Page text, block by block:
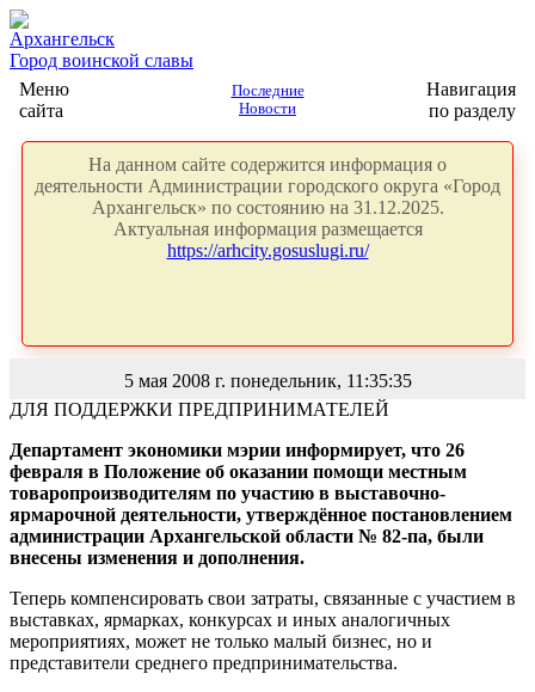
Архангельск
Город воинской славы
Меню
сайта
Последние
Новости
Навигация
по разделу
На данном сайте содержится информация о
деятельности Администрации городского округа «Город
Архангельск» по состоянию на 31.12.2025.
Актуальная информация размещается
https://arhcity.gosuslugi.ru/
5 мая 2008 г. понедельник, 11:35:35
ДЛЯ ПОДДЕРЖКИ ПРЕДПРИНИМАТЕЛЕЙ
Департамент экономики мэрии информирует, что 26
февраля в Положение об оказании помощи местным
товаропроизводителям по участию в выставочно-
ярмарочной деятельности, утверждённое постановлением
администрации Архангельской области № 82-па, были
внесены изменения и дополнения.
Теперь компенсировать свои затраты, связанные с участием в
выставках, ярмарках, конкурсах и иных аналогичных
мероприятиях, может не только малый бизнес, но и
представители среднего предпринимательства.